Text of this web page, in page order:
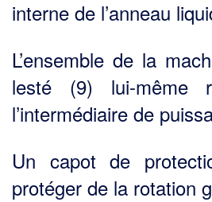
interne de l’anneau
L’ensemble de la
lesté (9) lui-même
l’intermédiaire de
Un capot de
protéger de la rotation